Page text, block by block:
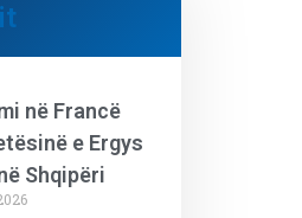
në Francë
e Ergys
Shqipëri